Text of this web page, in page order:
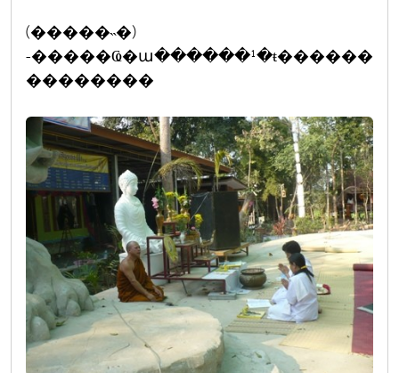
(�����˵�)
-�����Ҩ�ա������¹�ŧ������
��������